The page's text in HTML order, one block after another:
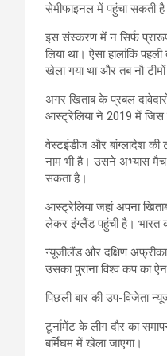
सेमीफाइनल में पहुंचा सकती
इस संस्करण में न सिर्फ
लिया था। ऐसा हालांकि
खेला गया था और तब नौ टीमों
अगर खिताब के प्रबल
आस्ट्रेलिया ने 2019 में जिस
वेस्टइंडीज और बांग्लादेश की
नाम भी है। उसने अभ्यास मैच
सकता है।
आस्ट्रेलिया जहां अपना
लेकर इंग्लैंड पहुंची है। भारत
न्यूजीलैंड और दक्षिण
उसका पुराना विश्व कप का
पिछली बार की उप-विजेता
टूर्नामेंट के लीग दौर का
बर्मिघम में खेला जाएगा।